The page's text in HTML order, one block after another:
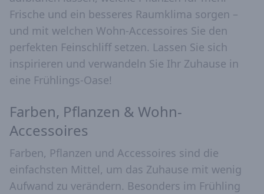
Frische und ein besseres Raumklima sorgen –
und mit welchen Wohn-Accessoires Sie den
perfekten Feinschliff setzen. Lassen Sie sich
inspirieren und verwandeln Sie Ihr Zuhause in
eine Frühlings-Oase!
Farben, Pflanzen & Wohn-
Accessoires
Farben, Pflanzen und Accessoires sind die
einfachsten Mittel, um das Zuhause mit wenig
Aufwand zu verändern. Besonders im Frühling